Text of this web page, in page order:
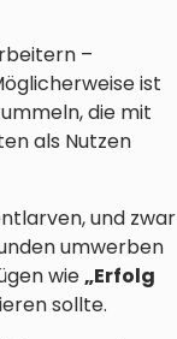
–
ist
die mit
als Nutzen
und zwar
umwerben
wie„Erfolg
sollte.